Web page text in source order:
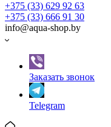
+375 (33) 629 92 63
+375 (33) 666 91 30
info@aqua-shop.by
Заказать звонок
Telegram